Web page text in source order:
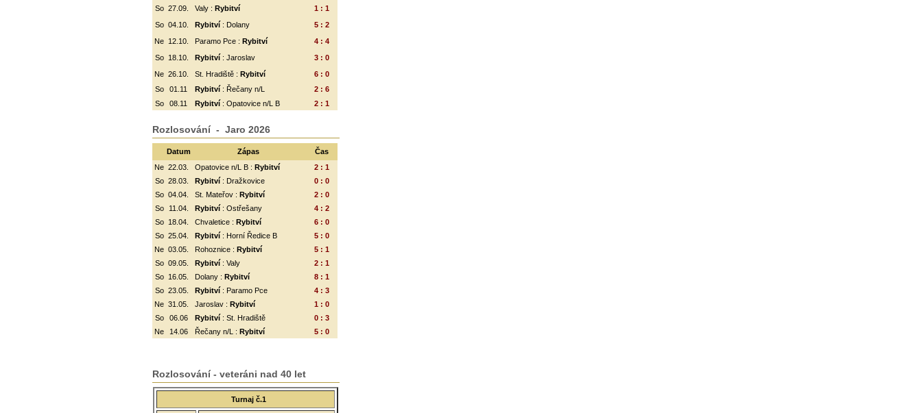
So 27.09. Valy : Rybitví
1 : 1
So 04.10. Rybitví : Dolany
5 : 2
Ne 12.10. Paramo Pce : Rybitví
4 : 4
So
18.10. Rybitví: Jaroslav
3 : 0
Ne 26.10. St. Hradiště : Rybitví
6 : 0
So
01.11 Rybitví: Řečany n/L
2 : 6
So
08.11 Rybitví: Opatovice n/L B 2 : 1
Rozlosování - Jaro 2026
Datum Zápas
Čas
Ne 22.03. Opatovice n/L B : Rybitví
2 : 1
So 28.03. Rybitví: Dražkovice
0 : 0
So 04.04. St. Mateřov : Rybitví
2 : 0
So
11.04. Rybitví : Ostřešany
4 : 2
So
18.04. Chvaletice : Rybitví
6 : 0
So 25.04. Rybitví : Horní Ředice B
5 : 0
Ne 03.05. Rohoznice : Rybitví
5 : 1
So 09.05. Rybitví : Valy
2 : 1
So
16.05. Dolany : Rybitví
8 : 1
So 23.05. Rybitví: Paramo Pce
4 : 3
Ne 31.05. Jaroslav : Rybitví
1 : 0
So
06.06 Rybitví: St. Hradiště
0 : 3
Ne
14.06 Řečany n/L : Rybitví 5 : 0
Rozlosování - veteráni nad 40 let
Turnaj č.1